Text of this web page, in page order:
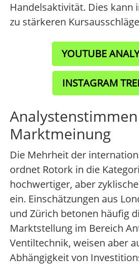
Handelsaktivität. Dies kann
zu stärkeren
YOUTUBE
INSTAGRAM
Marktmeinung
Die Mehrheit der
ordnet Rotork in die
hochwertiger, aber
ein. Einschätzungen aus
und Zürich betonen häufig
Marktstellung im Bereich
Ventiltechnik, weisen aber
Abhängigkeit von